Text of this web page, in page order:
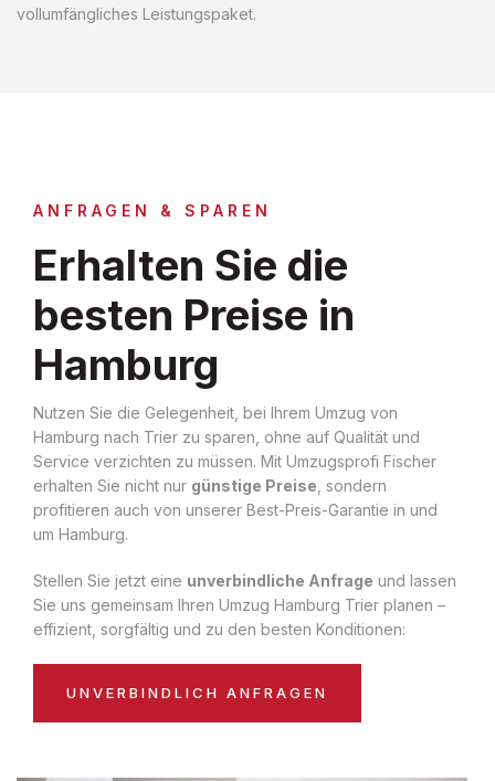
vollumfängliches Leistungspaket.
ANFRAGEN & SPAREN
Erhalten Sie die
besten Preise in
Hamburg
Nutzen Sie die Gelegenheit, bei Ihrem Umzug von
Hamburg nach Trier zu sparen, ohne auf Qualität und
Service verzichten zu müssen. Mit Umzugsprofi Fischer
erhalten Sie nicht nur günstige Preise , sondern
profitieren auch von unserer Best-Preis-Garantie in und
um Hamburg.
Stellen Sie jetzt eine unverbindliche Anfrage und lassen
Sie uns gemeinsam Ihren Umzug Hamburg Trier planen –
effizient, sorgfältig und zu den besten Konditionen:
UNVERBINDLICH ANFRAGEN